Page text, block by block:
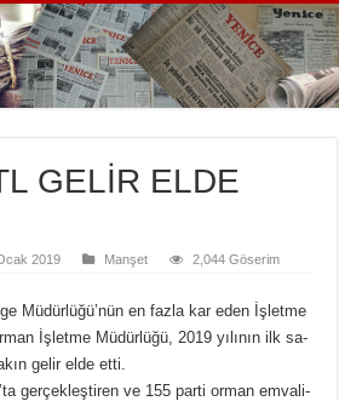
GELİR ELDE
2019 Manşet 2,044 Göserim
Mü­dür­lü­ğü’nün en fazla kar eden İşlet­me
İşlet­me Mü­dür­lü­ğü, 2019 yı­lı­nın ilk sa­
gelir elde etti.
ger­çek­leş­ti­ren ve 155 parti orman em­va­li­